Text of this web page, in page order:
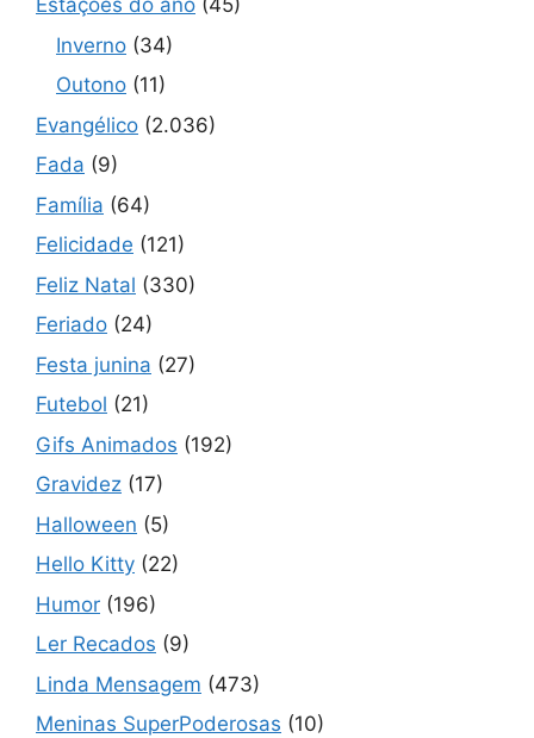
Estações do ano (45)
Inverno (34)
Outono (11)
Evangélico (2.036)
Fada (9)
Família (64)
Felicidade (121)
Feliz Natal (330)
Feriado (24)
Festa junina (27)
Futebol (21)
Gifs Animados (192)
Gravidez (17)
Halloween (5)
Hello Kitty (22)
Humor (196)
Ler Recados (9)
Linda Mensagem (473)
Meninas SuperPoderosas (10)